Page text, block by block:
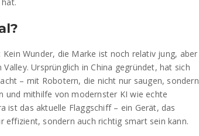
Wunder, die Marke ist noch relativ jung, aber
Ursprünglich in China gegründet, hat sich
– mit Robotern, die nicht nur saugen, sondern
und mithilfe von modernster KI wie echte
ist das aktuelle Flaggschiff – ein Gerät, das
effizient, sondern auch richtig smart sein kann.